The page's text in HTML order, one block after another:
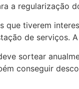
a regularização
que tiverem
de serviços.
sortear
conseguir